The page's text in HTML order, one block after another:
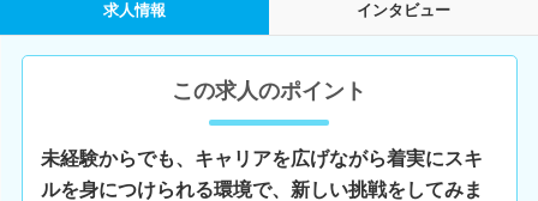
求人情報 インタビュー
この求人のポイント
未経験からでも、キャリアを広げながら着実にスキ
ルを身につけられる環境で、新しい挑戦をしてみま